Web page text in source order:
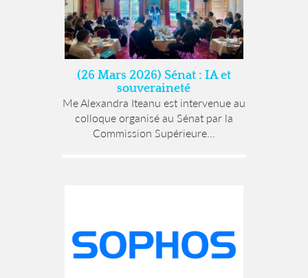
(26 Mars 2026) Sénat : IA et
souveraineté
Me Alexandra Iteanu est intervenue au
colloque organisé au Sénat par la
Commission Supérieure...